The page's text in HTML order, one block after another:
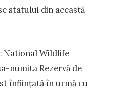
statului din această
National Wildlife
numita Rezervă de
înființată în urmă cu